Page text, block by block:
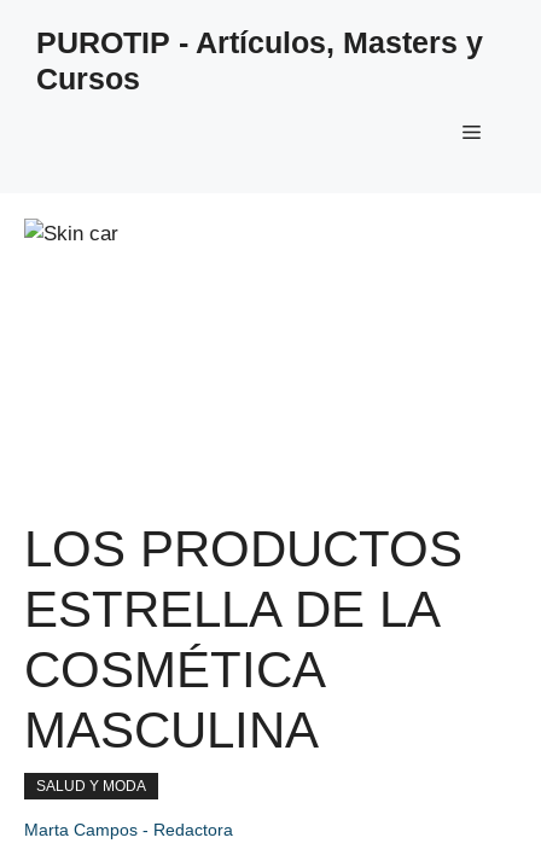
contenido
PUROTIP - Artículos, Masters y
Cursos
Menú
LOS PRODUCTOS
ESTRELLA DE LA
COSMÉTICA
MASCULINA
SALUD Y MODA
Marta Campos - Redactora